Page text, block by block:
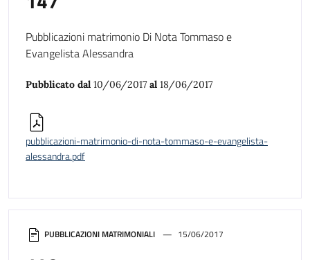
PUBBLICAZIONI MATRIMONIALI 15/06/2017
Pubblicazioni matrimonio Di Nota Tommaso e
Evangelista Alessandra
Pubblicato dal 10/06/2017al 18/06/2017
pubblicazioni-matrimonio-di-nota-tommaso-e-evangelista-
alessandra.pdf